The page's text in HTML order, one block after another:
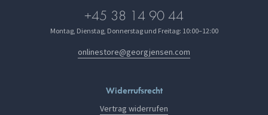
+45 38 14 90 44
Montag, Dienstag, Donnerstag und Freitag: 10:00–12:00
onlinestore@georgjensen.com
Widerrufsrecht
Vertrag widerrufen